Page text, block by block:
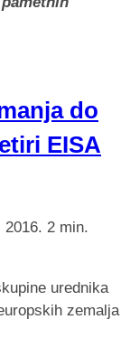
do
EISA
2016. 2 min.